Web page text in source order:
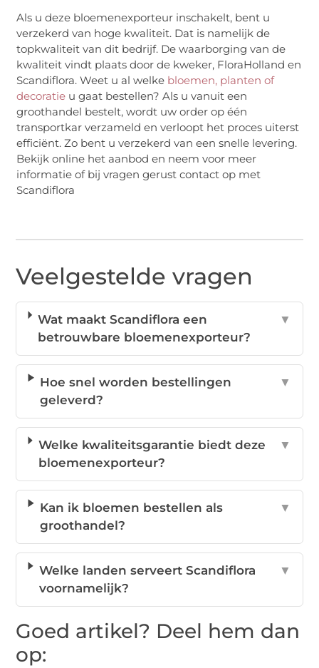
Als u deze bloemenexporteur inschakelt, bent u
verzekerd van hoge kwaliteit. Dat is namelijk de
topkwaliteit van dit bedrijf. De waarborging van de
kwaliteit vindt plaats door de kweker, FloraHolland en
Scandiflora. Weet u al welke bloemen, planten of
decoratie u gaat bestellen? Als u vanuit een
groothandel bestelt, wordt uw order op één
transportkar verzameld en verloopt het proces uiterst
efficiënt. Zo bent u verzekerd van een snelle levering.
Bekijk online het aanbod en neem voor meer
informatie of bij vragen gerust contact op met
Scandiflora
Veelgestelde vragen
Wat maakt Scandiflora een
betrouwbare bloemenexporteur?
▼
Hoe snel worden bestellingen
geleverd?
▼
Welke kwaliteitsgarantie biedt deze
bloemenexporteur?
▼
Kan ik bloemen bestellen als
groothandel?
▼
Welke landen serveert Scandiflora
voornamelijk?
▼
Goed artikel? Deel hem dan
op: